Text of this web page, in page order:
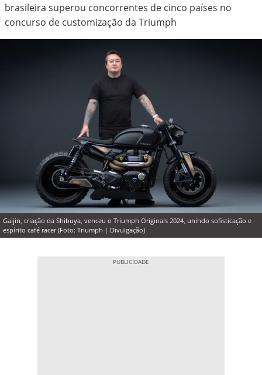
brasileira superou concorrentes de cinco países no
concurso de customização da Triumph
Gaijin, criação da Shibuya, venceu o Triumph Originals 2024, unindo sofisticação e
espírito café racer (Foto: Triumph | Divulgação)